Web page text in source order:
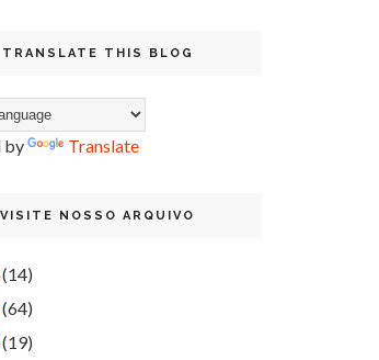
TRANSLATE THIS BLOG
by Translate
VISITE NOSSO ARQUIVO
(14)
(64)
(19)